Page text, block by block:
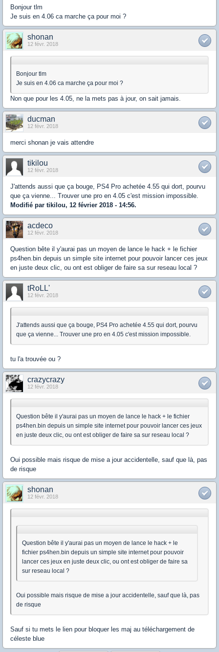
Bonjour tlm
Je suis en 4.06 ca marche ça pour moi ?
shonan
12 févr. 2018
Bonjour tlm
Je suis en 4.06 ca marche ça pour moi ?
Non que pour les 4.05, ne la mets pas à jour, on sait jamais.
ducman
12 févr. 2018
merci shonan je vais attendre
tikilou
12 févr. 2018
J'attends aussi que ça bouge, PS4 Pro achetée 4.55 qui dort, pourvu
que ça vienne... Trouver une pro en 4.05 c'est mission impossible.
Modifié par tikilou, 12 février 2018 - 14:56.
acdeco
12 févr. 2018
Question bête il y'aurai pas un moyen de lance le hack + le fichier
ps4hen.bin depuis un simple site internet pour pouvoir lancer ces jeux
en juste deux clic, ou ont est obliger de faire sa sur reseau local ?
tRoLL'
12 févr. 2018
J'attends aussi que ça bouge, PS4 Pro achetée 4.55 qui dort, pourvu
que ça vienne... Trouver une pro en 4.05 c'est mission impossible.
tu l'a trouvée ou ?
crazycrazy
12 févr. 2018
Question bête il y'aurai pas un moyen de lance le hack + le fichier
ps4hen.bin depuis un simple site internet pour pouvoir lancer ces jeux
en juste deux clic, ou ont est obliger de faire sa sur reseau local ?
Oui possible mais risque de mise a jour accidentelle, sauf que là, pas
de risque
shonan
12 févr. 2018
Question bête il y'aurai pas un moyen de lance le hack + le
fichier ps4hen.bin depuis un simple site internet pour pouvoir
lancer ces jeux en juste deux clic, ou ont est obliger de faire sa
sur reseau local ?
Oui possible mais risque de mise a jour accidentelle, sauf que là, pas
de risque
Sauf si tu mets le lien pour bloquer les maj au téléchargement de
céleste blue